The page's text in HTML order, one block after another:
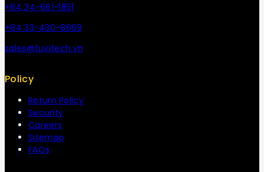
+84 34-661-1851
+84 33-430-8669
sales@fuvitech.vn
Policy
Return Policy
Security
Careers
Sitemap
FAQs